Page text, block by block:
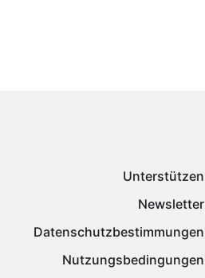
Unterstützen
Newsletter
Datenschutzbestimmungen
Nutzungsbedingungen